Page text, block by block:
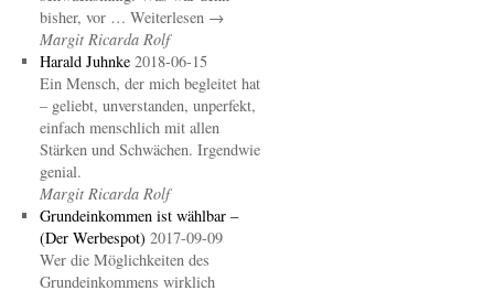
bisher, vor … Weiterlesen →
Margit Ricarda Rolf
Harald Juhnke 2018-06-15
Ein Mensch, der mich begleitet hat
– geliebt, unverstanden, unperfekt,
einfach menschlich mit allen
Stärken und Schwächen. Irgendwie
genial.
Margit Ricarda Rolf
Grundeinkommen ist wählbar –
(Der Werbespot) 2017-09-09
Wer die Möglichkeiten des
Grundeinkommens wirklich